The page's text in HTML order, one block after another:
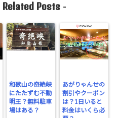
Related Posts-
和歌山の奇絶峡
にたたずむ不動
明王？無料駐車
場はある？
あがりゃんせの
割引やクーポン
は？1日いると
料金はいくら必